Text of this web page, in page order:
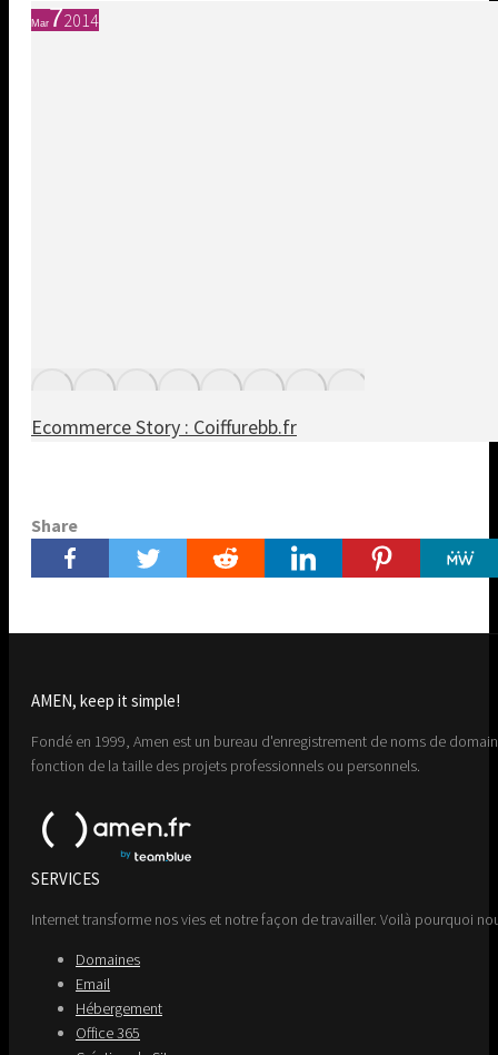
Mar72014
Ecommerce Story : Coiffurebb.fr
Share
AMEN, keep it simple!
Fondé en 1999, Amen est un bureau d'enregistrement de noms de
fonction de la taille des projets professionnels ou personnels.
SERVICES
Internet transforme nos vies et notre façon de travailler. Voilà pourquoi
Domaines
Email
Hébergement
Office 365